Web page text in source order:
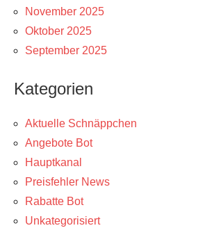
November 2025
Oktober 2025
September 2025
Kategorien
Aktuelle Schnäppchen
Angebote Bot
Hauptkanal
Preisfehler News
Rabatte Bot
Unkategorisiert